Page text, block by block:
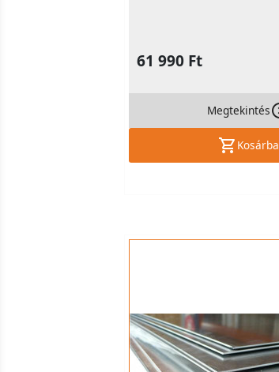
61 990 Ft
Megtekintés
Kosárba